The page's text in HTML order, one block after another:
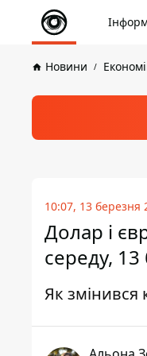
Новини
10:07, 13 березня
Долар і
середу,
Як змінився